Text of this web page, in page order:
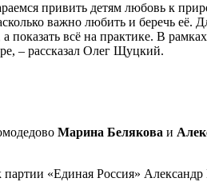
привить детям любовь к
важно любить и беречь её.
всё на практике. В рамках
– рассказал Олег Щуцкий.
Марина Белякова и
«Единая Россия»